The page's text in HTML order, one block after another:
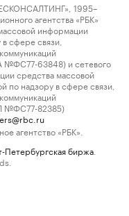
1995–
агентства «РБК»
информации
сфере связи,
№ФС77-63848) и сетевого
средства массовой
по надзору в сфере связи,
№ФС77-82385)
агентство «РБК».
Петербургская биржа